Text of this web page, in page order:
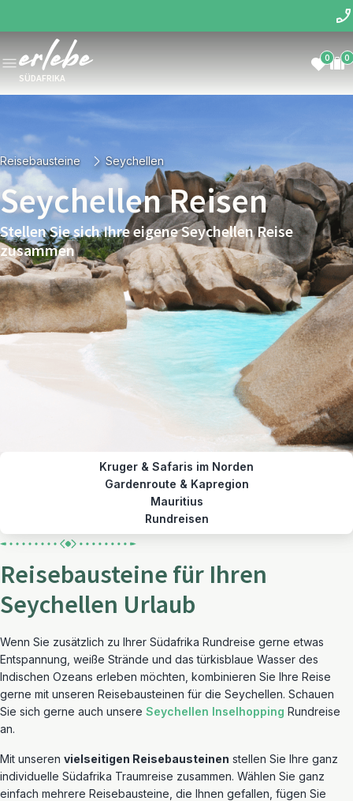
SÜDAFRIKA
0 0
Reisebausteine Seychellen
Seychellen Reisen
Stellen Sie sich Ihre eigene Seychellen Reise
zusammen
Kruger & Safaris im Norden
Gardenroute & Kapregion
Mauritius
Rundreisen
Reisebausteine für Ihren
Seychellen Urlaub
Wenn Sie zusätzlich zu Ihrer Südafrika Rundreise gerne etwas
Entspannung, weiße Strände und das türkisblaue Wasser des
Indischen Ozeans erleben möchten, kombinieren Sie Ihre Reise
gerne mit unseren Reisebausteinen für die Seychellen. Schauen
Sie sich gerne auch unsere Seychellen Inselhopping Rundreise
an.
Mit unseren vielseitigen Reisebausteinen stellen Sie Ihre ganz
individuelle Südafrika Traumreise zusammen. Wählen Sie ganz
einfach mehrere Reisebausteine, die Ihnen gefallen, fügen Sie